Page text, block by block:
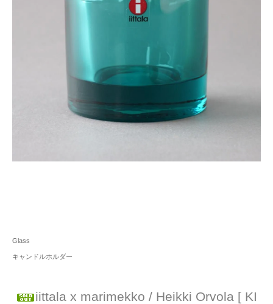
Glass
キャンドルホルダー
iittala x marimekko / Heikki Orvola [ KI